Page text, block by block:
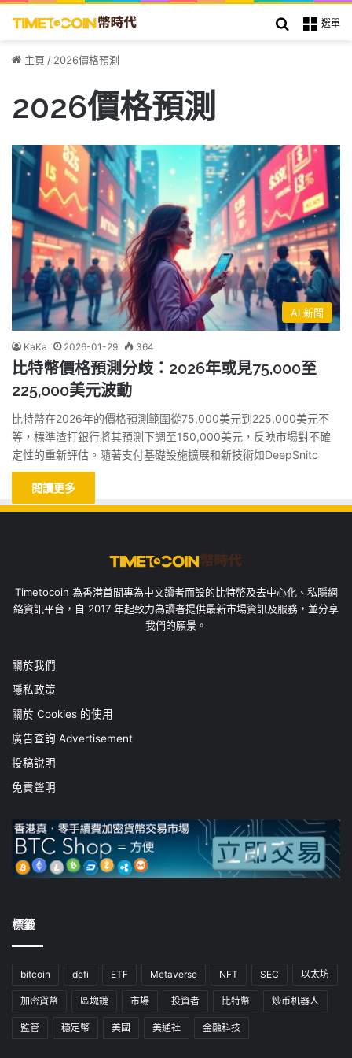
選單
搜索
主頁 / 2026價格預測
2026價格預測
AI 新聞
KaKa 2026-01-29 364
比特幣價格預測分歧：2026年或見75,000至
225,000美元波動
比特幣在2026年的價格預測範圍從75,000美元到225,000美元不
等，標準渣打銀行將其預測下調至150,000美元，反映市場對不確
定性的重新評估。隨著支付基礎設施擴展和新技術如DeepSnitc
閱讀更多
Timetocoin 為香港首間專為中文讀者而設的比特幣及去中心化、私隱網
絡資訊平台，自 2017 年起致力為讀者提供最新市場資訊及服務，並分享
我們的願景。
關於我們
隱私政策
關於 Cookies 的使用
廣告查詢 Advertisement
投稿說明
免責聲明
標籤
bitcoin defi ETF Metaverse NFT SEC 以太坊
加密貨幣 區塊鏈 市場 投資者 比特幣 炒币机器人
監管 穩定幣 美國 美通社 金融科技